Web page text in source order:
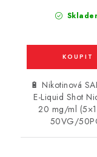
🔋 Nikotinová
E-Liquid Shot
20 mg/ml
50VG/